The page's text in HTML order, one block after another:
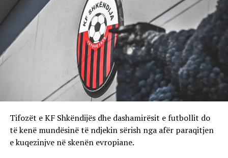
Tifozët e KF Shkëndijës dhe dashamirësit e futbollit do
të kenë mundësinë të ndjekin sërish nga afër paraqitjen
e kuqezinjve në skenën evropiane.